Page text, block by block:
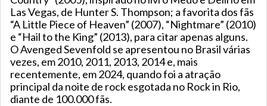
Las Vegas, de Hunter S. Thompson; a favorita dos fãs
“A Little Piece of Heaven” (2007), “Nightmare” (2010)
e “Hail to the King” (2013), para citar apenas alguns.
O Avenged Sevenfold se apresentou no Brasil várias
vezes, em 2010, 2011, 2013, 2014 e, mais
recentemente, em 2024, quando foi a atração
principal da noite de rock esgotada no Rock in Rio,
diante de 100.000 fãs.